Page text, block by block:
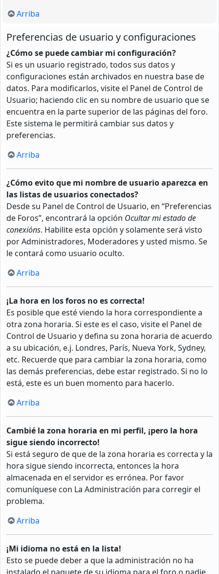
Arriba
Preferencias de usuario y configuraciones
¿Cómo se puede cambiar mi configuración?
Si es un usuario registrado, todos sus datos y
configuraciones están archivados en nuestra base de
datos. Para modificarlos, visite el Panel de Control de
Usuario; haciendo clic en su nombre de usuario que se
encuentra en la parte superior de las páginas del foro.
Este sistema le permitirá cambiar sus datos y
preferencias.
Arriba
¿Cómo evito que mi nombre de usuario aparezca en
las listas de usuarios conectados?
Desde su Panel de Control de Usuario, en “Preferencias
de Foros”, encontrará la opción Ocultar mi estado de
conexións. Habilite esta opción y solamente será visto
por Administradores, Moderadores y usted mismo. Se
le contará como usuario oculto.
Arriba
¡La hora en los foros no es correcta!
Es posible que esté viendo la hora correspondiente a
otra zona horaria. Si este es el caso, visite el Panel de
Control de Usuario y defina su zona horaria de acuerdo
a su ubicación, e.j. Londres, París, Nueva York, Sydney,
etc. Recuerde que para cambiar la zona horaria, como
las demás preferencias, debe estar registrado. Si no lo
está, este es un buen momento para hacerlo.
Arriba
Cambié la zona horaria en mi perfil, ¡pero la hora
sigue siendo incorrecto!
Si está seguro de que de la zona horaria es correcta y la
hora sigue siendo incorrecta, entonces la hora
almacenada en el servidor es errónea. Por favor
comuníquese con La Administración para corregir el
problema.
Arriba
¡Mi idioma no está en la lista!
Esto se puede deber a que la administración no ha